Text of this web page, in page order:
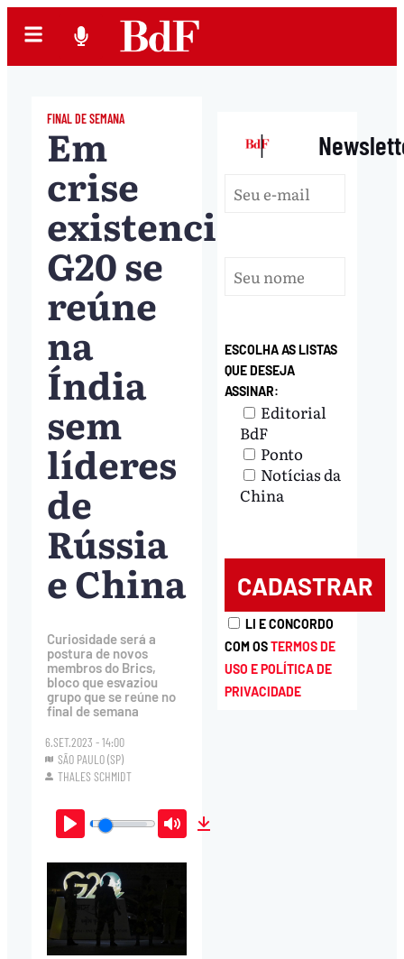
FINAL DE SEMANA
Em
crise
existencial,
G20 se
reúne
na
Índia
sem
líderes
de
Rússia
e China
Curiosidade será a
postura de novos
membros do Brics,
bloco que esvaziou
grupo que se reúne no
final de semana
6.SET.2023 - 14:00
SÃO PAULO (SP)
THALES SCHMIDT
Play Mute
|
ESCOLHA AS LISTAS
QUE DESEJA
ASSINAR:
Editorial
BdF
Ponto
Notícias da
China
LI E CONCORDO
COM OSTERMOS DE
USO E POLÍTICA DE
PRIVACIDADE